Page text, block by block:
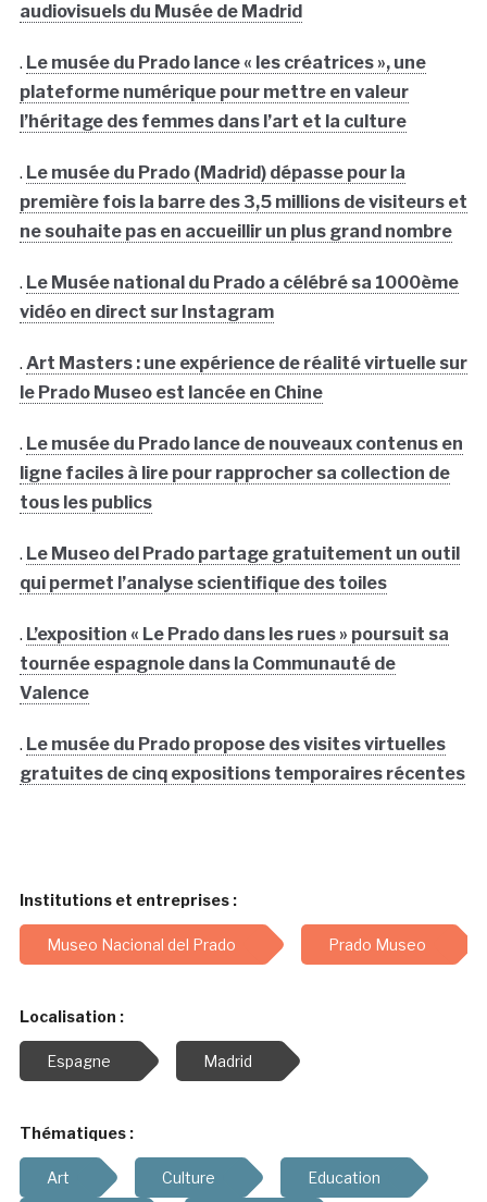
audiovisuels du Musée de Madrid
. Le musée du Prado lance « les créatrices », une
plateforme numérique pour mettre en valeur
l’héritage des femmes dans l’art et la culture
. Le musée du Prado (Madrid) dépasse pour la
première fois la barre des 3,5 millions de visiteurs et
ne souhaite pas en accueillir un plus grand nombre
. Le Musée national du Prado a célébré sa 1000ème
vidéo en direct sur Instagram
. Art Masters : une expérience de réalité virtuelle sur
le Prado Museo est lancée en Chine
. Le musée du Prado lance de nouveaux contenus en
ligne faciles à lire pour rapprocher sa collection de
tous les publics
. Le Museo del Prado partage gratuitement un outil
qui permet l’analyse scientifique des toiles
. L’exposition « Le Prado dans les rues » poursuit sa
tournée espagnole dans la Communauté de
Valence
. Le musée du Prado propose des visites virtuelles
gratuites de cinq expositions temporaires récentes
Institutions et entreprises :
Museo Nacional del Prado Prado Museo
Localisation :
Espagne Madrid
Thématiques :
Art Culture Education